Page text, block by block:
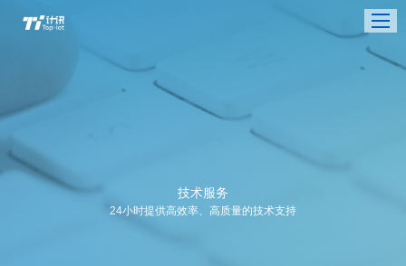
技术服务
24小时提供高效率、高质量的技术支持